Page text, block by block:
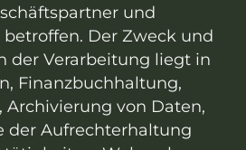
und
Der Zweck und
der Verarbeitung liegt in
Finanzbuchhaltung,
Archivierung von Daten,
der Aufrechterhaltung